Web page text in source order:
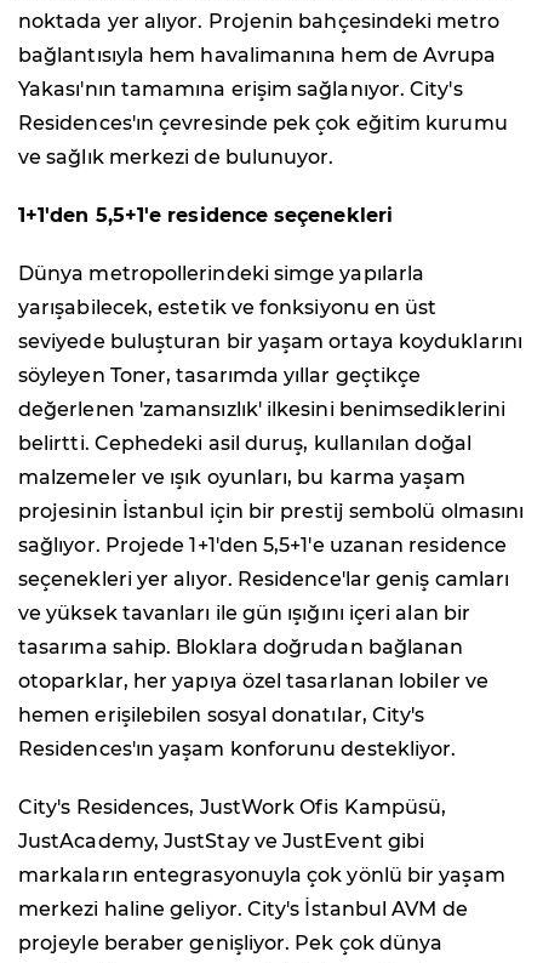
noktada yer alıyor. Projenin bahçesindeki metro
bağlantısıyla hem havalimanına hem de Avrupa
Yakası'nın tamamına erişim sağlanıyor. City's
Residences'ın çevresinde pek çok eğitim kurumu
ve sağlık merkezi de bulunuyor.
1+1'den 5,5+1'e residence seçenekleri
Dünya metropollerindeki simge yapılarla
yarışabilecek, estetik ve fonksiyonu en üst
seviyede buluşturan bir yaşam ortaya koyduklarını
söyleyen Toner, tasarımda yıllar geçtikçe
değerlenen 'zamansızlık' ilkesini benimsediklerini
belirtti. Cephedeki asil duruş, kullanılan doğal
malzemeler ve ışık oyunları, bu karma yaşam
projesinin İstanbul için bir prestij sembolü olmasını
sağlıyor. Projede 1+1'den 5,5+1'e uzanan residence
seçenekleri yer alıyor. Residence'lar geniş camları
ve yüksek tavanları ile gün ışığını içeri alan bir
tasarıma sahip. Bloklara doğrudan bağlanan
otoparklar, her yapıya özel tasarlanan lobiler ve
hemen erişilebilen sosyal donatılar, City's
Residences'ın yaşam konforunu destekliyor.
City's Residences, JustWork Ofis Kampüsü,
JustAcademy, JustStay ve JustEvent gibi
markaların entegrasyonuyla çok yönlü bir yaşam
merkezi haline geliyor. City's İstanbul AVM de
projeyle beraber genişliyor. Pek çok dünya